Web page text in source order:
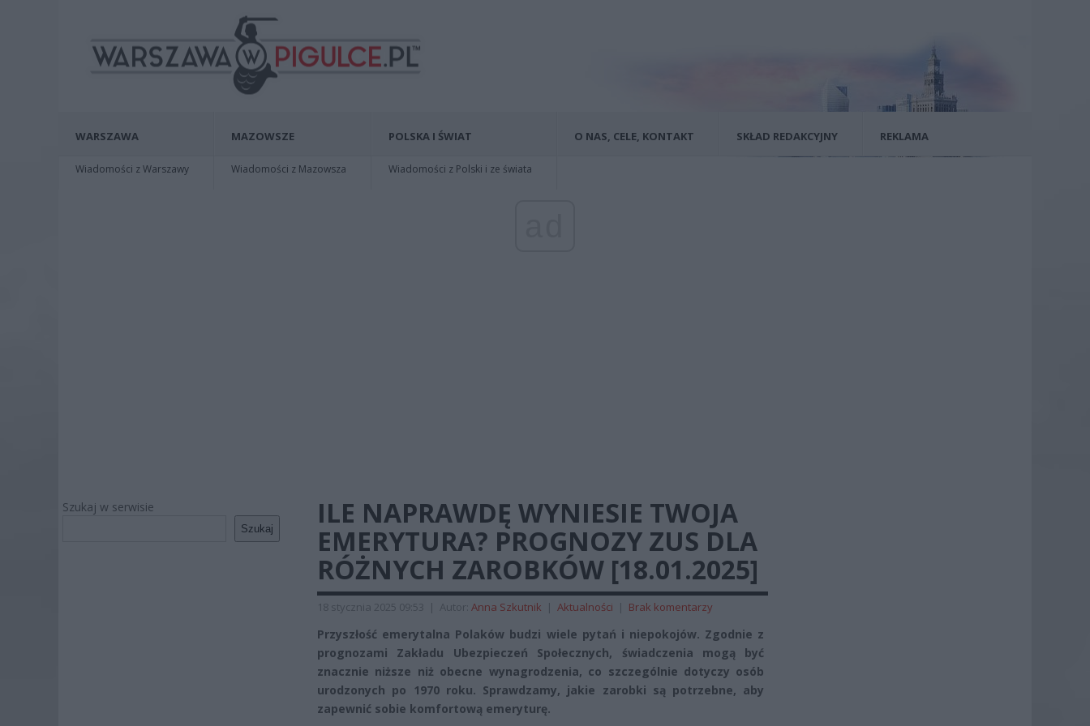
WARSZAWA
Wiadomości z Warszawy
MAZOWSZE
Wiadomości z Mazowsza
POLSKA I ŚWIAT
Wiadomości z Polski i ze świata
O NAS, CELE, KONTAKT SKŁAD REDAKCYJNY REKLAMA
Szukaj w serwisie
Szukaj
ILE NAPRAWDĘ WYNIESIE TWOJA
EMERYTURA? PROGNOZY ZUS DLA
RÓŻNYCH ZAROBKÓW [18.01.2025]
18 stycznia 2025 09:53 | Autor: Anna Szkutnik | Aktualności | Brak komentarzy
Przyszłość emerytalna Polaków budzi wiele pytań i niepokojów. Zgodnie z
prognozami Zakładu Ubezpieczeń Społecznych, świadczenia mogą być
znacznie niższe niż obecne wynagrodzenia, co szczególnie dotyczy osób
urodzonych po 1970 roku. Sprawdzamy, jakie zarobki są potrzebne, aby
zapewnić sobie komfortową emeryturę.